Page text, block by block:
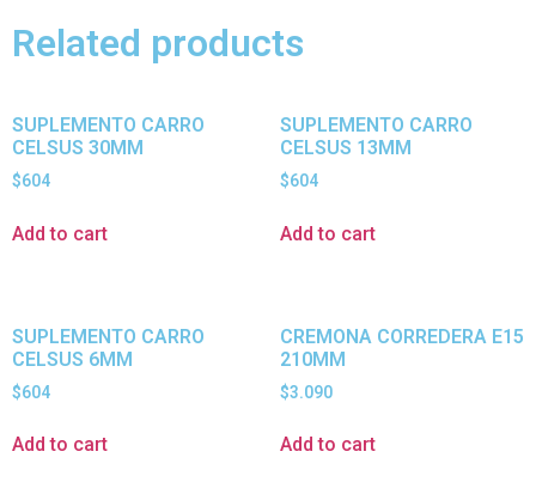
Related products
SUPLEMENTO CARRO
CELSUS 30MM
$604
Add to cart
SUPLEMENTO CARRO
CELSUS 13MM
$604
Add to cart
SUPLEMENTO CARRO
CELSUS 6MM
$604
Add to cart
CREMONA CORREDERA E15
210MM
$3.090
Add to cart